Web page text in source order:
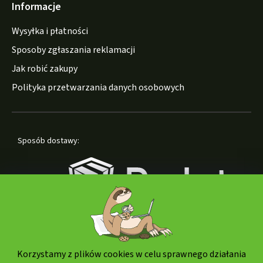
Korzystamy z plików cookies w celu sprawnego działania
Informacje
Wysyłka i płatności
Sposoby zgłaszania reklamacji
Jak robić zakupy
Polityka przetwarzania danych osobowych
Sposób dostawy:
Formy płatności: